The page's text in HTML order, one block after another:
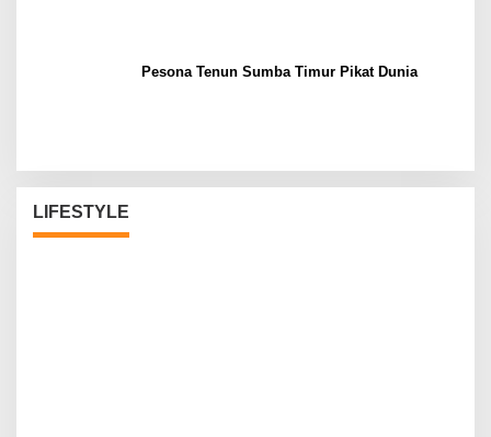
Pesona Tenun Sumba Timur Pikat Dunia
LIFESTYLE